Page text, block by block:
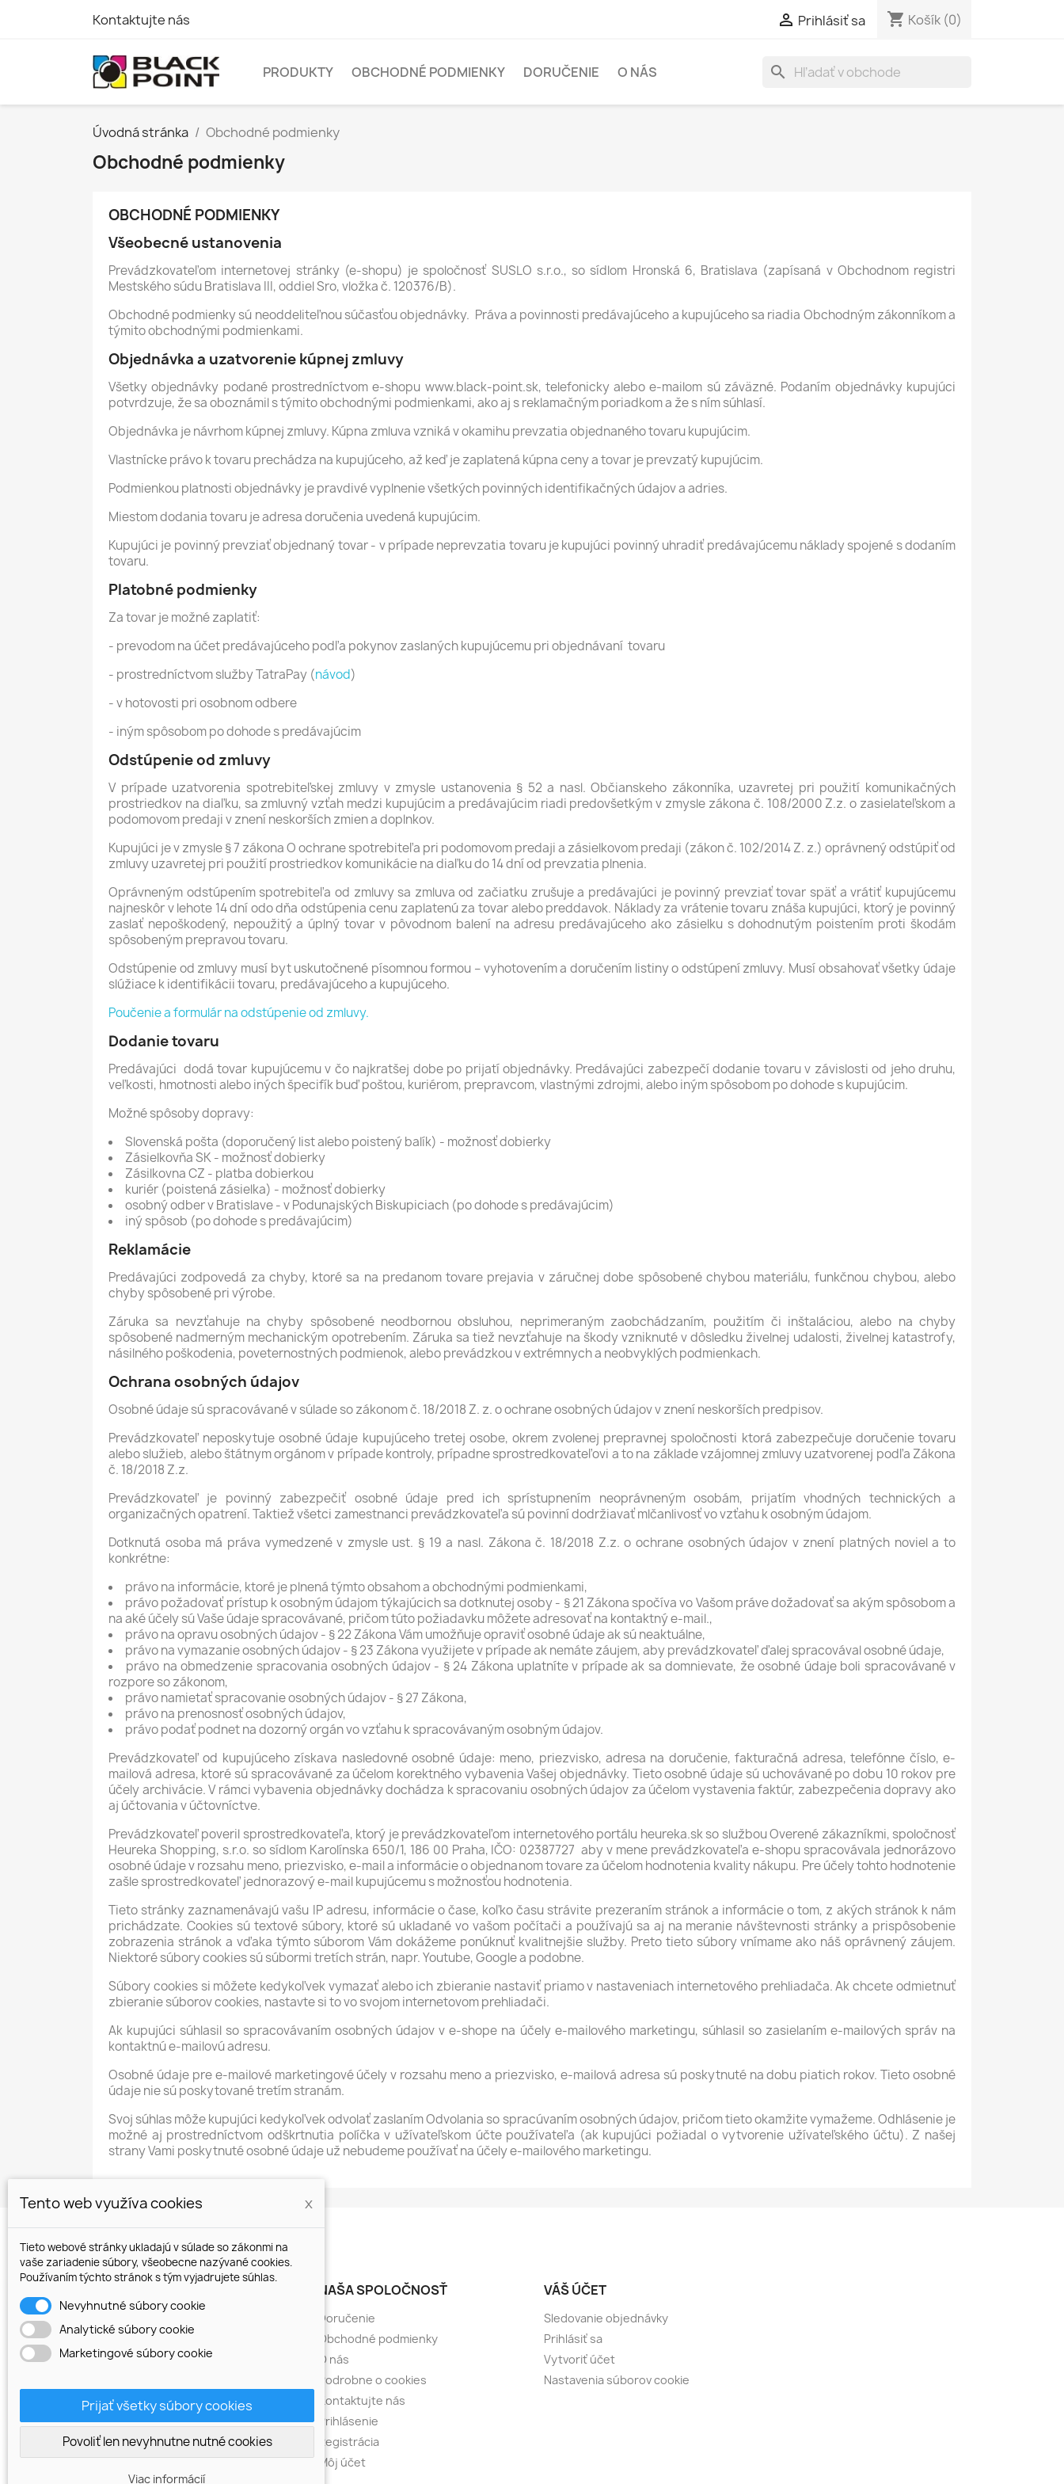
Kontaktujte nás  Prihlásiť sa shopping_cart Košík (0)
PRODUKTY OBCHODNÉ PODMIENKY DORUČENIE O NÁS search
Úvodná stránka Obchodné podmienky
Obchodné podmienky
OBCHODNÉ PODMIENKY
Všeobecné ustanovenia
Prevádzkovateľom internetovej stránky (e-shopu) je spoločnosť SUSLO s.r.o., so sídlom Hronská 6, Bratislava (zapísaná v Obchodnom registri
Mestského súdu Bratislava III, oddiel Sro, vložka č. 120376/B).
Obchodné podmienky sú neoddeliteľnou súčasťou objednávky. Práva a povinnosti predávajúceho a kupujúceho sa riadia Obchodným zákonníkom a
týmito obchodnými podmienkami.
Objednávka a uzatvorenie kúpnej zmluvy
Všetky objednávky podané prostredníctvom e-shopu www.black-point.sk, telefonicky alebo e-mailom sú záväzné. Podaním objednávky kupujúci
potvrdzuje, že sa oboznámil s týmito obchodnými podmienkami, ako aj s reklamačným poriadkom a že s ním súhlasí.
Objednávka je návrhom kúpnej zmluvy. Kúpna zmluva vzniká v okamihu prevzatia objednaného tovaru kupujúcim.
Vlastnícke právo k tovaru prechádza na kupujúceho, až keď je zaplatená kúpna ceny a tovar je prevzatý kupujúcim.
Podmienkou platnosti objednávky je pravdivé vyplnenie všetkých povinných identifikačných údajov a adries.
Miestom dodania tovaru je adresa doručenia uvedená kupujúcim.
Kupujúci je povinný prevziať objednaný tovar - v prípade neprevzatia tovaru je kupujúci povinný uhradiť predávajúcemu náklady spojené s dodaním
tovaru.
Platobné podmienky
Za tovar je možné zaplatiť:
- prevodom na účet predávajúceho podľa pokynov zaslaných kupujúcemu pri objednávaní tovaru
- prostredníctvom služby TatraPay (návod)
- v hotovosti pri osobnom odbere
- iným spôsobom po dohode s predávajúcim
Odstúpenie od zmluvy
V prípade uzatvorenia spotrebiteľskej zmluvy v zmysle ustanovenia § 52 a nasl. Občianskeho zákonníka, uzavretej pri použití komunikačných
prostriedkov na diaľku, sa zmluvný vzťah medzi kupujúcim a predávajúcim riadi predovšetkým v zmysle zákona č. 108/2000 Z.z. o zasielateľskom a
podomovom predaji v znení neskorších zmien a doplnkov.
Kupujúci je v zmysle § 7 zákona O ochrane spotrebiteľa pri podomovom predaji a zásielkovom predaji (zákon č. 102/2014 Z. z.) oprávnený odstúpiť od
zmluvy uzavretej pri použití prostriedkov komunikácie na diaľku do 14 dní od prevzatia plnenia.
Oprávneným odstúpením spotrebiteľa od zmluvy sa zmluva od začiatku zrušuje a predávajúci je povinný prevziať tovar späť a vrátiť kupujúcemu
najneskôr v lehote 14 dní odo dňa odstúpenia cenu zaplatenú za tovar alebo preddavok. Náklady za vrátenie tovaru znáša kupujúci, ktorý je povinný
zaslať nepoškodený, nepoužitý a úplný tovar v pôvodnom balení na adresu predávajúceho ako zásielku s dohodnutým poistením proti škodám
spôsobeným prepravou tovaru.
Odstúpenie od zmluvy musí byt uskutočnené písomnou formou – vyhotovením a doručením listiny o odstúpení zmluvy. Musí obsahovať všetky údaje
slúžiace k identifikácii tovaru, predávajúceho a kupujúceho.
Poučenie a formulár na odstúpenie od zmluvy.
Dodanie tovaru
Predávajúci dodá tovar kupujúcemu v čo najkratšej dobe po prijatí objednávky. Predávajúci zabezpečí dodanie tovaru v závislosti od jeho druhu,
veľkosti, hmotnosti alebo iných špecifík buď poštou, kuriérom, prepravcom, vlastnými zdrojmi, alebo iným spôsobom po dohode s kupujúcim.
Možné spôsoby dopravy:
Slovenská pošta (doporučený list alebo poistený balík) - možnosť dobierky
Zásielkovňa SK - možnosť dobierky
Zásilkovna CZ - platba dobierkou
kuriér (poistená zásielka) - možnosť dobierky
osobný odber v Bratislave - v Podunajských Biskupiciach (po dohode s predávajúcim)
iný spôsob (po dohode s predávajúcim)
Reklamácie
Predávajúci zodpovedá za chyby, ktoré sa na predanom tovare prejavia v záručnej dobe spôsobené chybou materiálu, funkčnou chybou, alebo
chyby spôsobené pri výrobe.
Záruka sa nevzťahuje na chyby spôsobené neodbornou obsluhou, neprimeraným zaobchádzaním, použitím či inštaláciou, alebo na chyby
spôsobené nadmerným mechanickým opotrebením. Záruka sa tiež nevzťahuje na škody vzniknuté v dôsledku živelnej udalosti, živelnej katastrofy,
násilného poškodenia, poveternostných podmienok, alebo prevádzkou v extrémnych a neobvyklých podmienkach.
Ochrana osobných údajov
Osobné údaje sú spracovávané v súlade so zákonom č. 18/2018 Z. z. o ochrane osobných údajov v znení neskorších predpisov.
Prevádzkovateľ neposkytuje osobné údaje kupujúceho tretej osobe, okrem zvolenej prepravnej spoločnosti ktorá zabezpečuje doručenie tovaru
alebo služieb, alebo štátnym orgánom v prípade kontroly, prípadne sprostredkovateľovi a to na základe vzájomnej zmluvy uzatvorenej podľa Zákona
č. 18/2018 Z.z.
Prevádzkovateľ je povinný zabezpečiť osobné údaje pred ich sprístupnením neoprávneným osobám, prijatím vhodných technických a
organizačných opatrení. Taktiež všetci zamestnanci prevádzkovateľa sú povinní dodržiavať mlčanlivosť vo vzťahu k osobným údajom.
Dotknutá osoba má práva vymedzené v zmysle ust. § 19 a nasl. Zákona č. 18/2018 Z.z. o ochrane osobných údajov v znení platných noviel a to
konkrétne:
právo na informácie, ktoré je plnená týmto obsahom a obchodnými podmienkami,
právo požadovať prístup k osobným údajom týkajúcich sa dotknutej osoby - § 21 Zákona spočíva vo Vašom práve dožadovať sa akým spôsobom a
na aké účely sú Vaše údaje spracovávané, pričom túto požiadavku môžete adresovať na kontaktný e-mail.,
právo na opravu osobných údajov - § 22 Zákona Vám umožňuje opraviť osobné údaje ak sú neaktuálne,
právo na vymazanie osobných údajov - § 23 Zákona využijete v prípade ak nemáte záujem, aby prevádzkovateľ ďalej spracovával osobné údaje,
právo na obmedzenie spracovania osobných údajov - § 24 Zákona uplatníte v prípade ak sa domnievate, že osobné údaje boli spracovávané v
rozpore so zákonom,
právo namietať spracovanie osobných údajov - § 27 Zákona,
právo na prenosnosť osobných údajov,
právo podať podnet na dozorný orgán vo vzťahu k spracovávaným osobným údajov.
Prevádzkovateľ od kupujúceho získava nasledovné osobné údaje: meno, priezvisko, adresa na doručenie, fakturačná adresa, telefónne číslo, e-
mailová adresa, ktoré sú spracovávané za účelom korektného vybavenia Vašej objednávky. Tieto osobné údaje sú uchovávané po dobu 10 rokov pre
účely archivácie. V rámci vybavenia objednávky dochádza k spracovaniu osobných údajov za účelom vystavenia faktúr, zabezpečenia dopravy ako
aj účtovania v účtovníctve.
Prevádzkovateľ poveril sprostredkovateľa, ktorý je prevádzkovateľom internetového portálu heureka.sk so službou Overené zákazníkmi, spoločnosť
Heureka Shopping, s.r.o. so sídlom Karolínska 650/1, 186 00 Praha, IČO: 02387727 aby v mene prevádzkovateľa e-shopu spracovávala jednorázovo
osobné údaje v rozsahu meno, priezvisko, e-mail a informácie o objednanom tovare za účelom hodnotenia kvality nákupu. Pre účely tohto hodnotenie
zašle sprostredkovateľ jednorazový e-mail kupujúcemu s možnosťou hodnotenia.
Tieto stránky zaznamenávajú vašu IP adresu, informácie o čase, koľko času strávite prezeraním stránok a informácie o tom, z akých stránok k nám
prichádzate. Cookies sú textové súbory, ktoré sú ukladané vo vašom počítači a používajú sa aj na meranie návštevnosti stránky a prispôsobenie
zobrazenia stránok a vďaka týmto súborom Vám dokážeme ponúknuť kvalitnejšie služby. Preto tieto súbory vnímame ako náš oprávnený záujem.
Niektoré súbory cookies sú súbormi tretích strán, napr. Youtube, Google a podobne.
Súbory cookies si môžete kedykoľvek vymazať alebo ich zbieranie nastaviť priamo v nastaveniach internetového prehliadača. Ak chcete odmietnuť
zbieranie súborov cookies, nastavte si to vo svojom internetovom prehliadači.
Ak kupujúci súhlasil so spracovávaním osobných údajov v e-shope na účely e-mailového marketingu, súhlasil so zasielaním e-mailových správ na
kontaktnú e-mailovú adresu.
Osobné údaje pre e-mailové marketingové účely v rozsahu meno a priezvisko, e-mailová adresa sú poskytnuté na dobu piatich rokov. Tieto osobné
údaje nie sú poskytované tretím stranám.
Svoj súhlas môže kupujúci kedykoľvek odvolať zaslaním Odvolania so spracúvaním osobných údajov, pričom tieto okamžite vymažeme. Odhlásenie je
možné aj prostredníctvom odškrtnutia políčka v užívateľskom účte používateľa (ak kupujúci požiadal o vytvorenie užívateľského účtu). Z našej
strany Vami poskytnuté osobné údaje už nebudeme používať na účely e-mailového marketingu.
Atramenty
CISS
Farbiace pásky
Faxové fólie (TTR)
Fotopapiere
Tonery
NAŠA SPOLOČNOSŤ
Doručenie
Obchodné podmienky
O nás
Podrobne o cookies
Kontaktujte nás
Prihlásenie
Registrácia
Môj účet
VÁŠ ÚČET
Sledovanie objednávky
Prihlásiť sa
Vytvoriť účet
Nastavenia súborov cookie
Tento web využíva cookies x
Tieto webové stránky ukladajú v súlade so zákonmi na
vaše zariadenie súbory, všeobecne nazývané cookies.
Používaním týchto stránok s tým vyjadrujete súhlas.
Nevyhnutné súbory cookie
Analytické súbory cookie
Marketingové súbory cookie
Prijať všetky súbory cookies
Povoliť len nevyhnutne nutné cookies
Viac informácií